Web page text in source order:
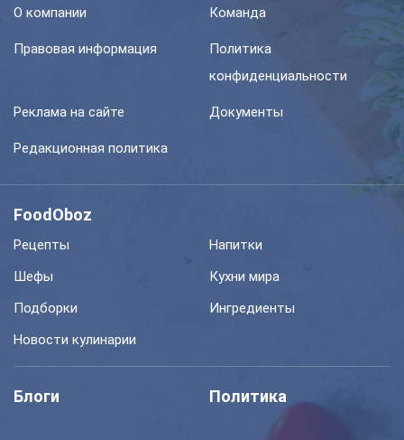
О компании Команда
Правовая информация
Политика
конфиденциальности
Реклама на сайте Документы
Редакционная политика
FoodOboz
Рецепты
Напитки
Шефы
Кухни мира
Подборки
Ингредиенты
Новости кулинарии
Блоги Политика